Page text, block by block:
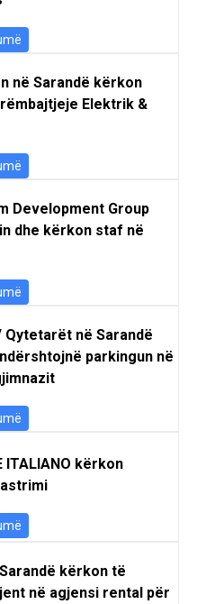
në Sarandë kërkon
Elektrik &
Development Group
dhe kërkon staf në
Qytetarët në Sarandë
parkingun në
ITALIANO kërkon
kërkon të
në agjensi rental për